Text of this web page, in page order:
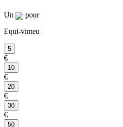
Un
pour
Equi-vimeu
€
€
€
€